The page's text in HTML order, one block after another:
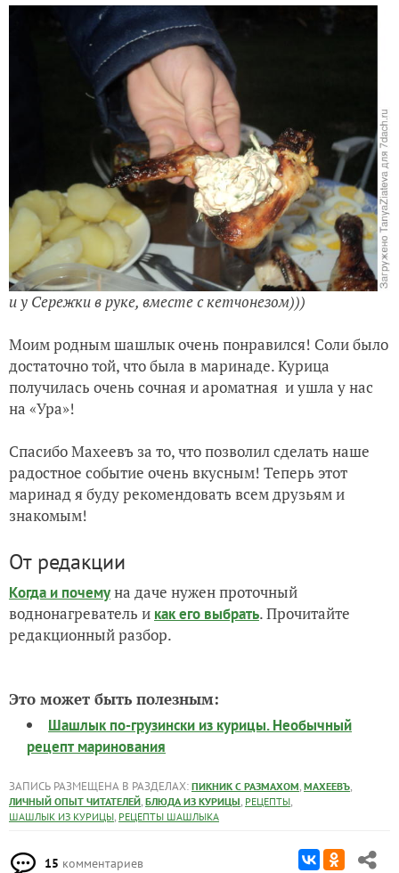
и у Сережки в руке, вместе с кетчонезом)))
Моим родным шашлык очень понравился! Соли было
достаточно той, что была в маринаде. Курица
получилась очень сочная и ароматная и ушла у нас
на «Ура»!
Спасибо Махеевъ за то, что позволил сделать наше
радостное событие очень вкусным! Теперь этот
маринад я буду рекомендовать всем друзьям и
знакомым!
От редакции
Когда и почемуна даче нужен проточный
воднонагреватель и как его выбрать. Прочитайте
редакционный разбор.
Это может быть полезным:
Шашлык по-грузински из курицы. Необычный
рецепт маринования
ЗАПИСЬ РАЗМЕЩЕНА В РАЗДЕЛАХ: ПИКНИК С РАЗМАХОМ, МАХЕЕВЪ,
ЛИЧНЫЙ ОПЫТ ЧИТАТЕЛЕЙ, БЛЮДА ИЗ КУРИЦЫ, РЕЦЕПТЫ,
ШАШЛЫК ИЗ КУРИЦЫ, РЕЦЕПТЫ ШАШЛЫКА
15 комментариев